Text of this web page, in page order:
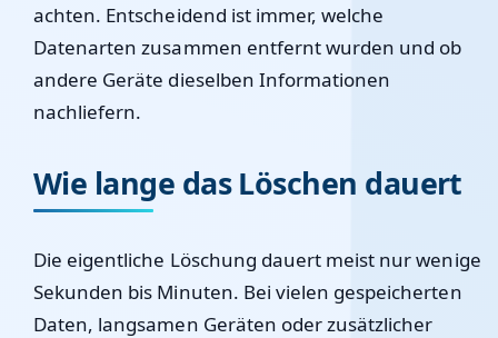
achten. Entscheidend ist immer, welche
Datenarten zusammen entfernt wurden und ob
andere Geräte dieselben Informationen
nachliefern.
Wie lange das Löschen dauert
Die eigentliche Löschung dauert meist nur wenige
Sekunden bis Minuten. Bei vielen gespeicherten
Daten, langsamen Geräten oder zusätzlicher